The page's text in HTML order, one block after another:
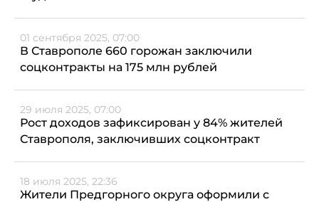
01 сентября 2025, 07:00
В Ставрополе 660 горожан заключили
соцконтракты на 175 млн рублей
29 июля 2025, 07:00
Рост доходов зафиксирован у 84% жителей
Ставрополя, заключивших соцконтракт
18 июля 2025, 22:36
Жители Предгорного округа оформили с